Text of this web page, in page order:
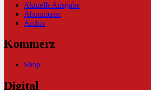
Aktuelle Ausgabe
Abonnieren
Archiv
Kommerz
Shop
Digital